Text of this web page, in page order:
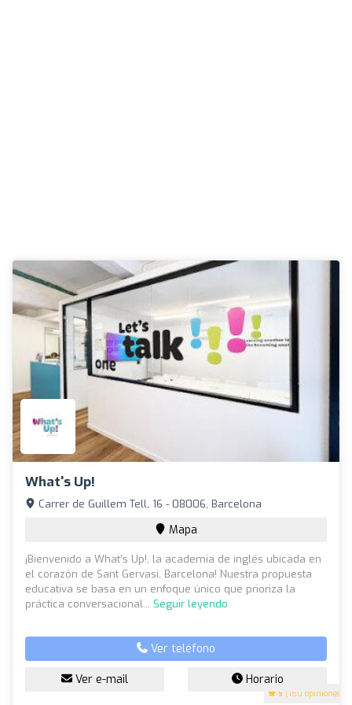
What's Up!
5 (150 opiniones)
Carrer de Guillem Tell, 16 - 08006, Barcelona
Mapa
¡Bienvenido a What’s Up!, la academia de inglés ubicada en
el corazón de Sant Gervasi, Barcelona! Nuestra propuesta
educativa se basa en un enfoque único que prioriza la
práctica conversacional... Seguir leyendo
Ver teléfono
Ver e-mail Horario